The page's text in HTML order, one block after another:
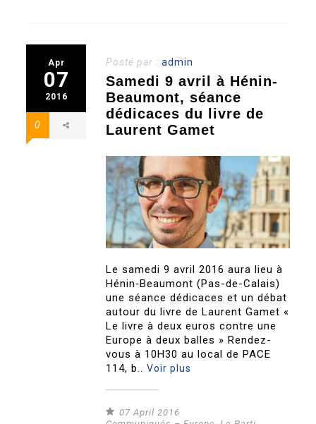
Apr
07
2016
0
Posté par :admin
Samedi 9 avril à Hénin-
Beaumont, séance
dédicaces du livre de
Laurent Gamet
Le samedi 9 avril 2016 aura lieu à
Hénin‐Beaumont (Pas-de-Calais)
une séance dédicaces et un débat
autour du livre de Laurent Gamet «
Le livre à deux euros contre une
Europe à deux balles » Rendez-
vous à 10H30 au local de PACE
114, b..Voir plus
07 April 2016